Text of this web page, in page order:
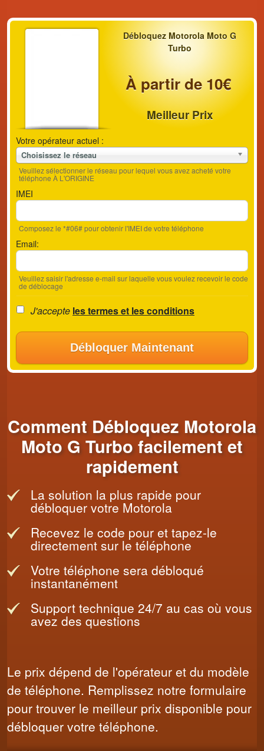
Débloquez Motorola Moto G
Turbo
À partir de 10€
Meilleur Prix
Votre opérateur actuel :
Choisissez le réseau
Veuillez sélectionner le réseau pour lequel vous avez acheté votre
téléphone À L'ORIGINE
IMEI
Composez le *#06# pour obtenir l'IMEI de votre téléphone
Email:
Veuillez saisir l'adresse e-mail sur laquelle vous voulez recevoir le code
de déblocage
J'accepte les termes et les conditions
Débloquer Maintenant
Comment Débloquez Motorola
Moto G Turbo facilement et
rapidement
La solution la plus rapide pour
débloquer votre Motorola
Recevez le code pour et tapez-le
directement sur le téléphone
Votre téléphone sera débloqué
instantanément
Support technique 24/7 au cas où vous
avez des questions
Le prix dépend de l'opérateur et du modèle
de téléphone. Remplissez notre formulaire
pour trouver le meilleur prix disponible pour
débloquer votre téléphone.